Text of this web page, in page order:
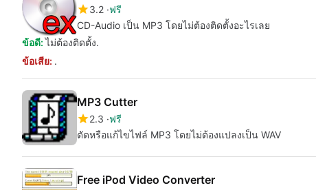
3.2 ฟรี
CD-Audio เป็น MP3 โดยไม่ต้องติดตั้งอะไรเลย
ข้อดี:ไม่ต้องติดตั้ง.
ข้อเสีย: .
MP3 Cutter
2.3 ฟรี
ตัดหรือแก้ไขไฟล์ MP3 โดยไม่ต้องแปลงเป็น WAV
Free iPod Video Converter